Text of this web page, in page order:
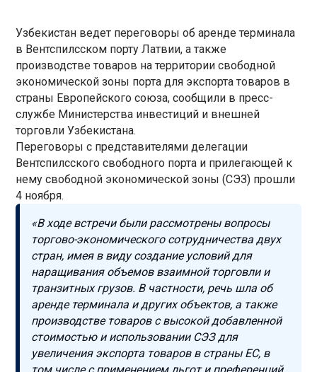
Узбекистан ведет переговоры об аренде терминала
в Вентспилсском порту Латвии, а также
производстве товаров на территории свободной
экономической зоны порта для экспорта товаров в
страны Европейского союза, сообщили в пресс-
службе Министерства инвестиций и внешней
торговли Узбекистана.
Переговоры с представителями делегации
Вентспилсского свободного порта и прилегающей к
нему свободной экономической зоны (СЭЗ) прошли
4 ноября.
«В ходе встречи были рассмотрены вопросы
торгово-экономического сотрудничества двух
стран, имея в виду создание условий для
наращивания объемов взаимной торговли и
транзитных грузов. В частности, речь шла об
аренде терминала и других объектов, а также
производстве товаров с высокой добавленной
стоимостью и использовании СЭЗ для
увеличения экспорта товаров в страны ЕС, в